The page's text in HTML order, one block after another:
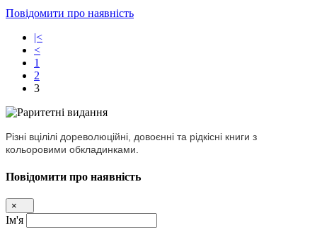
Повідомити про наявність
|<
<
1
2
3
Різні вцілілі дореволюційні, довоєнні та рідкісні книги з
кольоровими обкладинками.
Повідомити про наявність
×
Ім'я